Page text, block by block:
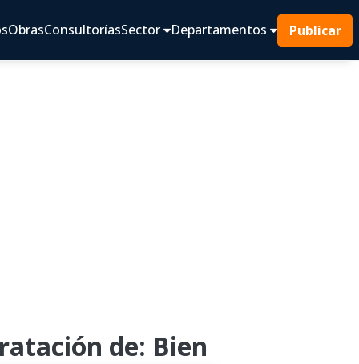
ObrasConsultoríasSector Departamentos Publicar
de: Bien